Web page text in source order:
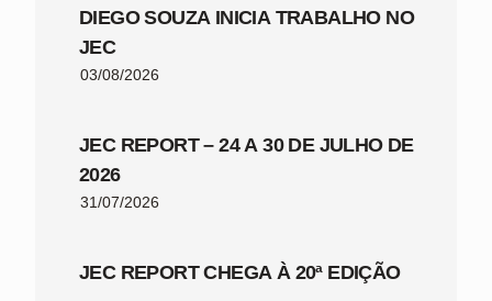
DIEGO SOUZA INICIA TRABALHO NO
JEC
03/08/2026
JEC REPORT – 24 A 30 DE JULHO DE
2026
31/07/2026
JEC REPORT CHEGA À 20ª EDIÇÃO